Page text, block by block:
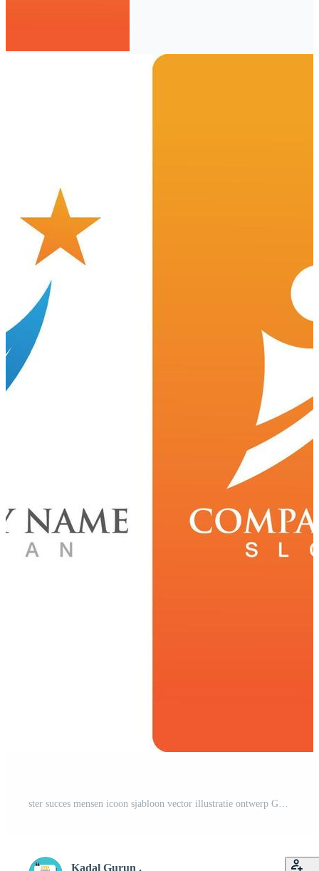
ster succes mensen icoon sjabloon vector illustratie ontwerp Gratis Vector en Gratis SVG
Kadal Gurun .